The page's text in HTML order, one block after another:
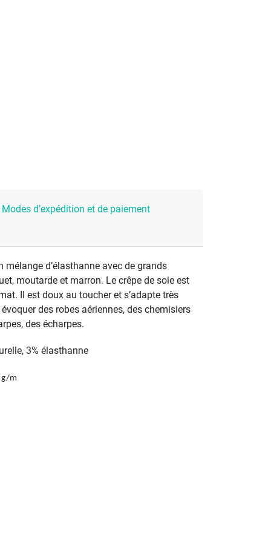
Modes d’expédition et de paiement
mélange d’élasthanne avec de grands
moutarde et marron. Le crêpe de soie est
Il est doux au toucher et s’adapte très
des robes aériennes, des chemisiers
des écharpes.
3% élasthanne
g/m